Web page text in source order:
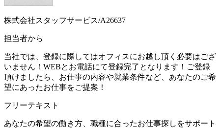
株式会社スタッフサービス/A26637
担当者から
当社では、登録に際してはオフィスにお越し頂く必要はござ
いません！WEBとお電話にて登録完了となります！ご登録
頂けましたら、お仕事の内容や就業条件など、あなたのご希
望にあったお仕事をご提案！
フリーテキスト
あなたの希望の働き方、職種に合ったお仕事探しをサポート